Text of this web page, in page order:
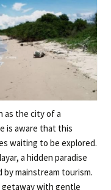
as the city of a
is aware that this
waiting to be explored.
a hidden paradise
mainstream tourism.
getaway with gentle